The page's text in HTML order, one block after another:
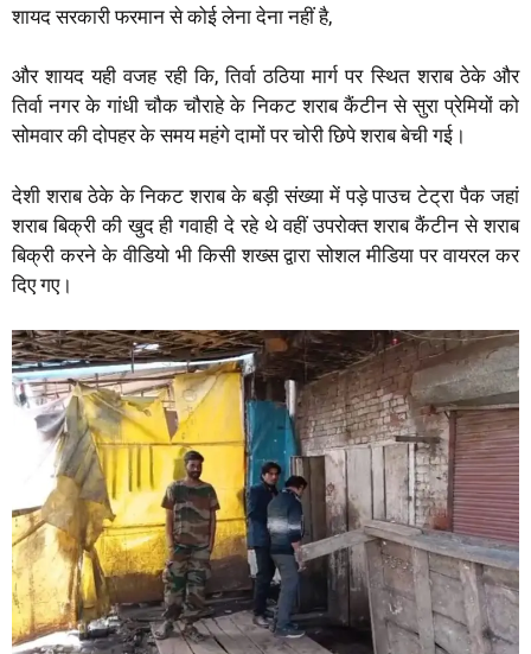
शायद सरकारी फरमान से कोई लेना देना नहीं है,
और शायद यही वजह रही कि, तिर्वा ठठिया मार्ग पर स्थित शराब ठेके और
तिर्वा नगर के गांधी चौक चौराहे के निकट शराब कैंटीन से सुरा प्रेमियों को
सोमवार की दोपहर के समय महंगे दामों पर चोरी छिपे शराब बेची गई।
देशी शराब ठेके के निकट शराब के बड़ी संख्या में पड़े पाउच टेट्रा पैक जहां
शराब बिक्री की खुद ही गवाही दे रहे थे वहीं उपरोक्त शराब कैंटीन से शराब
बिक्री करने के वीडियो भी किसी शख्स द्वारा सोशल मीडिया पर वायरल कर
दिए गए।